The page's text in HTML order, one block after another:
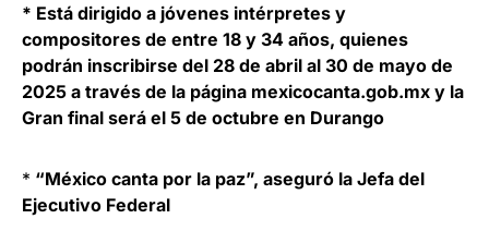
* Está dirigido a jóvenes intérpretes y
compositores de entre 18 y 34 años, quienes
podrán inscribirse del 28 de abril al 30 de mayo de
2025 a través de la página mexicocanta.gob.mx y la
Gran final será el 5 de octubre en Durango
* “México canta por la paz”, aseguró la Jefa del
Ejecutivo Federal